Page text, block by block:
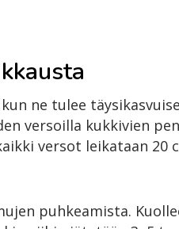
ne tulee
versoilla kukkivien
versot leikataan 20
puhkeamista.